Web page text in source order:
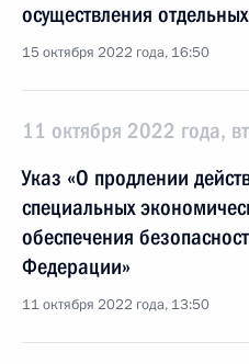
осуществления
15 октября 2022 года, 16:50
11 октября 2022 года,
Указ «О продлении
специальных
обеспечения
Федерации»
11 октября 2022 года, 13:50